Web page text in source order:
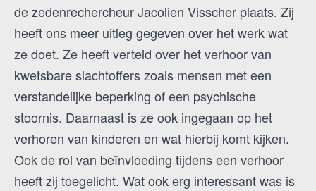
de zedenrechercheur Jacolien Visscher plaats. Zij
heeft ons meer uitleg gegeven over het werk wat
ze doet. Ze heeft verteld over het verhoor van
kwetsbare slachtoffers zoals mensen met een
verstandelijke beperking of een psychische
stoornis. Daarnaast is ze ook ingegaan op het
verhoren van kinderen en wat hierbij komt kijken.
Ook de rol van beïnvloeding tijdens een verhoor
heeft zij toegelicht. Wat ook erg interessant was is